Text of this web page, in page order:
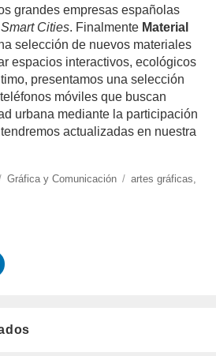
grandes empresas españolas
Smart Cities. Finalmente Material
selección de nuevos materiales
espacios interactivos, ecológicos
presentamos una selección
móviles que buscan
urbana mediante la participación
actualizadas en nuestra
author/redaccion/
Categorías
Gráfica y Comunicación Etiquetas
artes gráficas